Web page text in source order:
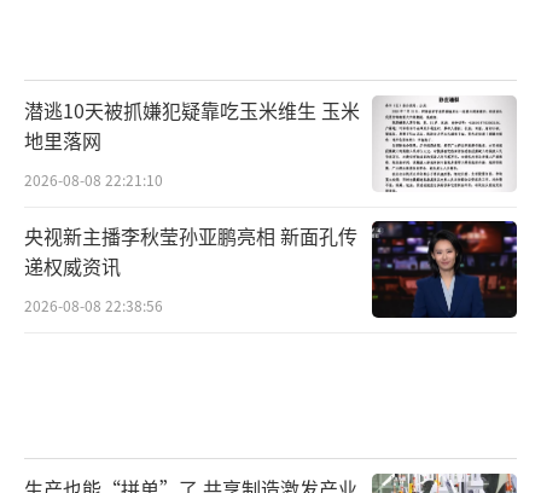
潜逃10天被抓嫌犯疑靠吃玉米维生 玉米
地里落网
2026-08-08 22:21:10
央视新主播李秋莹孙亚鹏亮相 新面孔传
递权威资讯
2026-08-08 22:38:56